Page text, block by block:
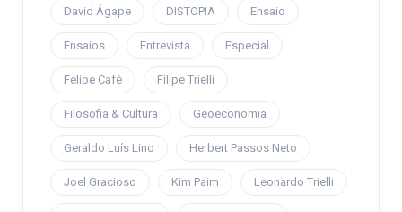
David Ágape DISTOPIA Ensaio
Ensaios Entrevista Especial
Felipe Café Filipe Trielli
Filosofia & Cultura Geoeconomia
Geraldo Luís Lino Herbert Passos Neto
Joel Gracioso Kim Paim Leonardo Trielli